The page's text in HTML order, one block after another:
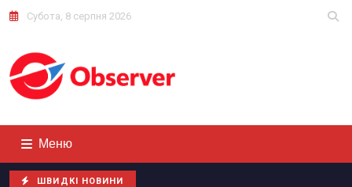
Субота, 8 серпня 2026
Меню
ШВИДКІ НОВИНИ